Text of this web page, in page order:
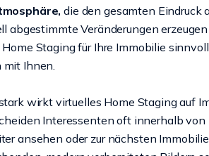
die den gesamten Eindruck
abgestimmte Veränderungen
Staging für Ihre Immobilie
mit Ihnen.
wirkt virtuelles Home Staging auf
Interessenten oft innerhalb von
ansehen oder zur nächsten